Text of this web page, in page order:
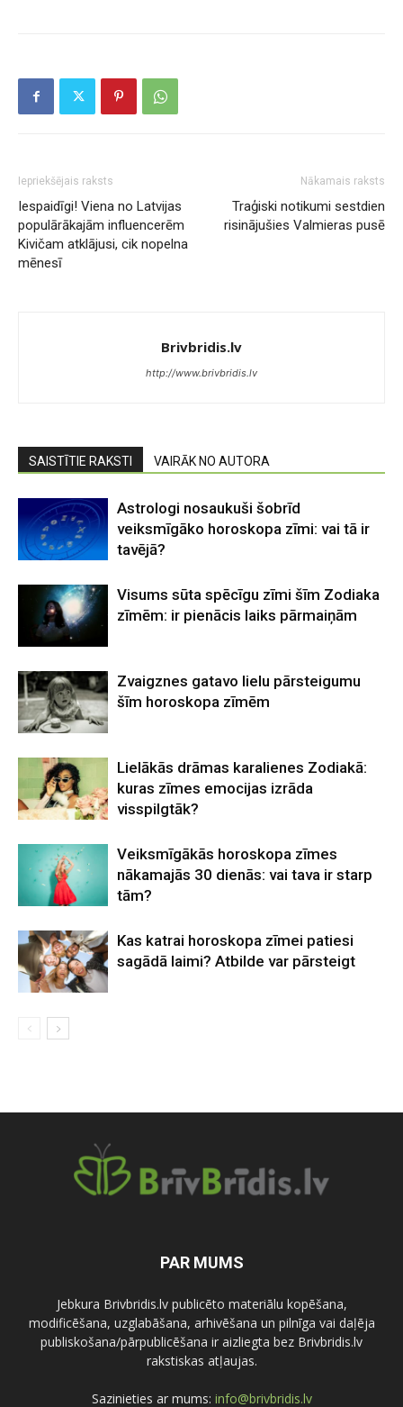
Iepriekšējais raksts
Iespaidīgi! Viena no Latvijas
populārākajām influencerēm
Kivičam atklājusi, cik nopelna
mēnesī
Nākamais raksts
Traģiski notikumi sestdien
risinājušies Valmieras pusē
Brivbridis.lv
http://www.brivbridis.lv
SAISTĪTIE RAKSTI VAIRĀK NO AUTORA
Astrologi nosaukuši šobrīd
veiksmīgāko horoskopa zīmi: vai tā ir
tavējā?
Visums sūta spēcīgu zīmi šīm Zodiaka
zīmēm: ir pienācis laiks pārmaiņām
Zvaigznes gatavo lielu pārsteigumu
šīm horoskopa zīmēm
Lielākās drāmas karalienes Zodiakā:
kuras zīmes emocijas izrāda
visspilgtāk?
Veiksmīgākās horoskopa zīmes
nākamajās 30 dienās: vai tava ir starp
tām?
Kas katrai horoskopa zīmei patiesi
sagādā laimi? Atbilde var pārsteigt
PAR MUMS
Jebkura Brivbridis.lv publicēto materiālu kopēšana,
modificēšana, uzglabāšana, arhivēšana un pilnīga vai daļēja
publiskošana/pārpublicēšana ir aizliegta bez Brivbridis.lv
rakstiskas atļaujas.
Sazinieties ar mums: info@brivbridis.lv